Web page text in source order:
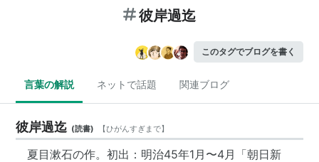
彼岸過迄
このタグでブログを書く
言葉の解説 ネットで話題 関連ブログ
彼岸過迄 (読書) 【ひがんすぎまで】
夏目漱石の作。初出：明治45年1月〜4月「朝日新